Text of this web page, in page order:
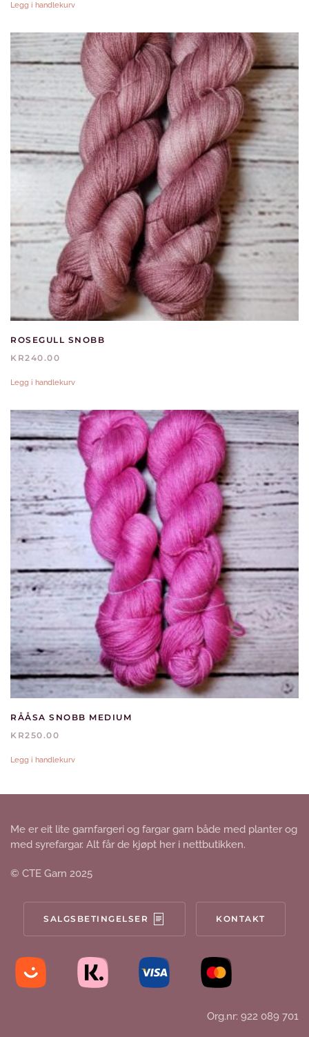
Legg i handlekurv
ROSEGULL SNOBB
KR240.00
Legg i handlekurv
RÅÅSA SNOBB MEDIUM
KR250.00
Legg i handlekurv
Me er eit lite garnfargeri og fargar garn både med planter og
med syrefargar. Alt får de kjøpt her i nettbutikken.
© CTE Garn 2025
SALGSBETINGELSER KONTAKT
Org.nr: 922 089 701